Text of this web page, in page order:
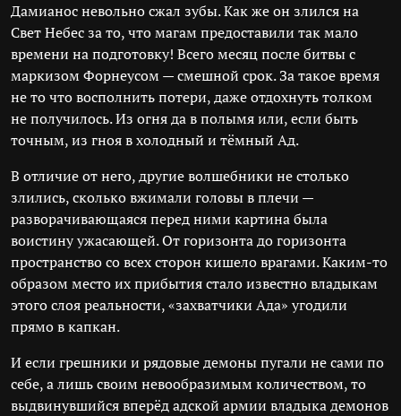
Дамианос невольно сжал зубы. Как же он злился на
Свет Небес за то, что магам предоставили так мало
времени на подготовку! Всего месяц после битвы с
маркизом Форнеусом — смешной срок. За такое время
не то что восполнить потери, даже отдохнуть толком
не получилось. Из огня да в полымя или, если быть
точным, из гноя в холодный и тёмный Ад.
В отличие от него, другие волшебники не столько
злились, сколько вжимали головы в плечи —
разворачивающаяся перед ними картина была
воистину ужасающей. От горизонта до горизонта
пространство со всех сторон кишело врагами. Каким-то
образом место их прибытия стало известно владыкам
этого слоя реальности, «захватчики Ада» угодили
прямо в капкан.
И если грешники и рядовые демоны пугали не сами по
себе, а лишь своим невообразимым количеством, то
выдвинувшийся вперёд адской армии владыка демонов